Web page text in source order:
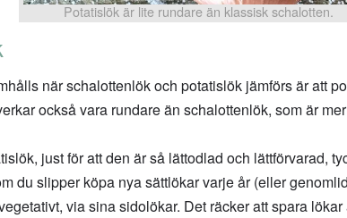
Potatislök är lite rundare än klassisk schalotten.
när schalottenlök och potatislök jämförs är att
också vara rundare än schalottenlök, som är
just för att den är så lättodlad och lättförvarad,
du slipper köpa nya sättlökar varje år (eller
via sina sidolökar. Det räcker att spara